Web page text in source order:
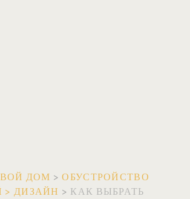
ДОМ >ОБУСТРОЙСТВО
> ДИЗАЙН > КАК ВЫБРАТЬ